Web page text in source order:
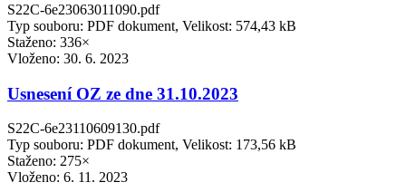
S22C-6e23063011090.pdf
Typ souboru: PDF dokument, Velikost: 574,43 kB
Staženo: 336×
Vloženo: 30. 6. 2023
Usnesení OZ ze dne 31.10.2023
S22C-6e23110609130.pdf
Typ souboru: PDF dokument, Velikost: 173,56 kB
Staženo: 275×
Vloženo: 6. 11. 2023